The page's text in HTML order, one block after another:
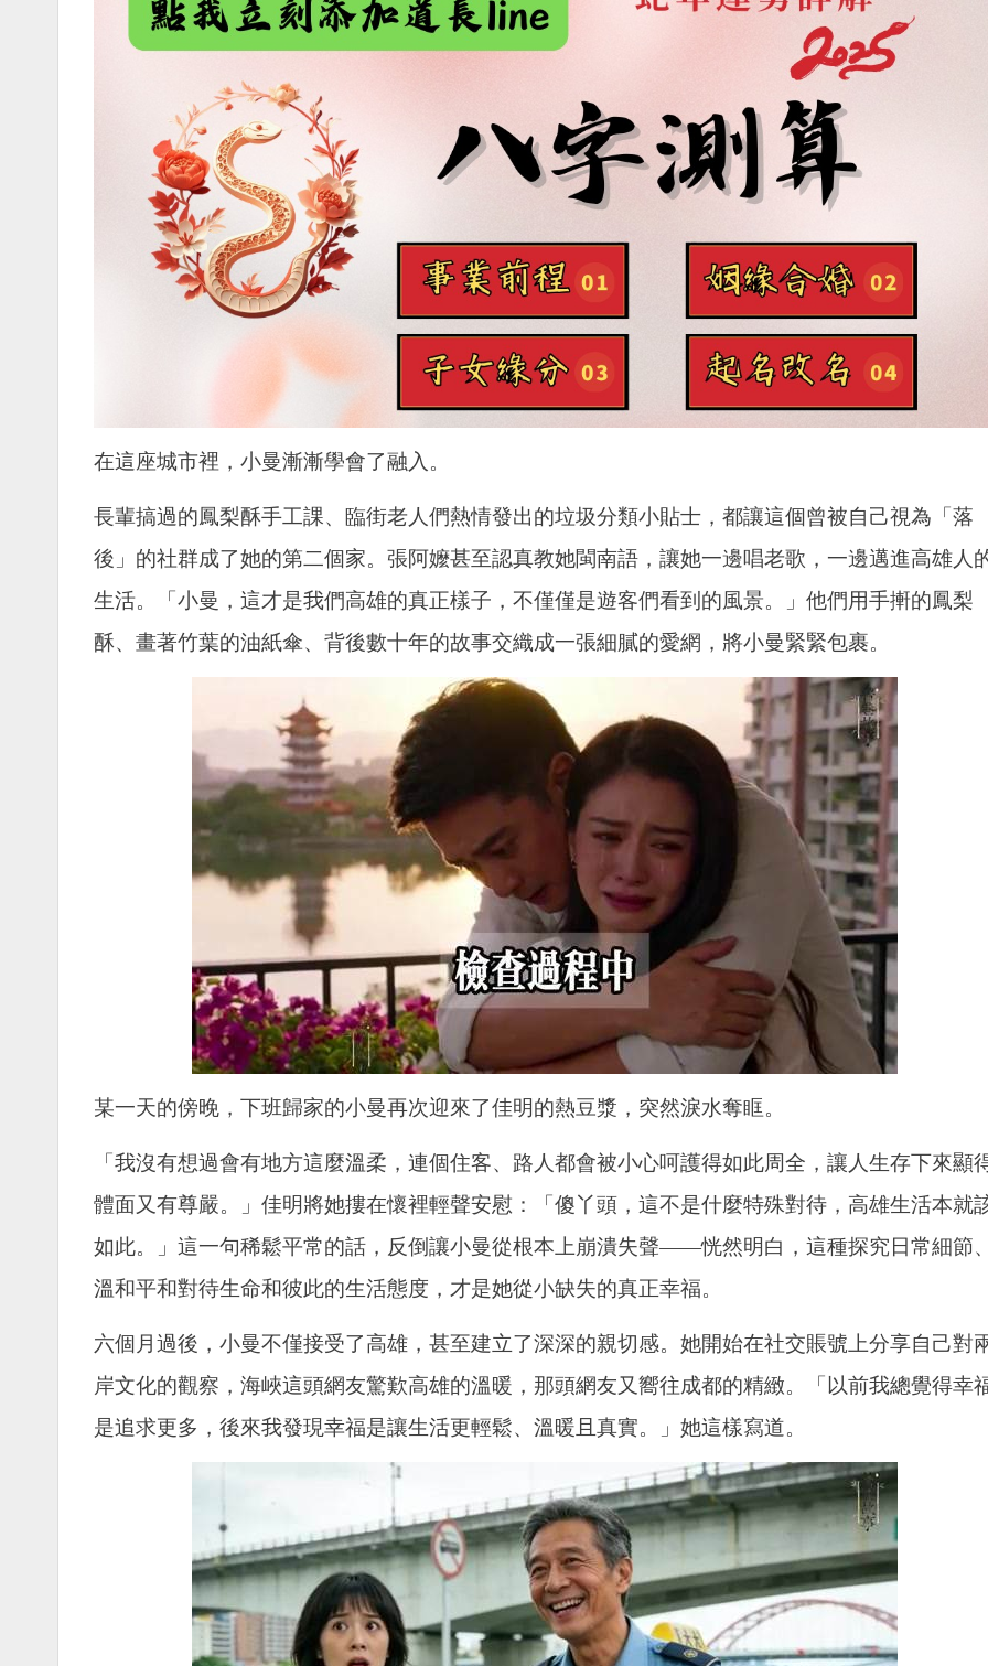
在這座城市裡，小曼漸漸學會了融入。
長輩搞過的鳳梨酥手工課、臨街老人們熱情發出的垃圾分類小貼士，都讓這個曾被自己視為「落
後」的社群成了她的第二個家。張阿嬤甚至認真教她閩南語，讓她一邊唱老歌，一邊邁進高雄人
生活。「小曼，這才是我們高雄的真正樣子，不僅僅是遊客們看到的風景。」他們用手搟的鳳梨
酥、畫著竹葉的油紙傘、背後數十年的故事交織成一張細膩的愛網，將小曼緊緊包裹。
某一天的傍晚，下班歸家的小曼再次迎來了佳明的熱豆漿，突然淚水奪眶。
「我沒有想過會有地方這麼溫柔，連個住客、路人都會被小心呵護得如此周全，讓人生存下來顯
體面又有尊嚴。」佳明將她摟在懷裡輕聲安慰：「傻丫頭，這不是什麼特殊對待，高雄生活本就
如此。」這一句稀鬆平常的話，反倒讓小曼從根本上崩潰失聲——恍然明白，這種探究日常細節
溫和平和對待生命和彼此的生活態度，才是她從小缺失的真正幸福。
六個月過後，小曼不僅接受了高雄，甚至建立了深深的親切感。她開始在社交賬號上分享自己對
岸文化的觀察，海峽這頭網友驚歎高雄的溫暖，那頭網友又嚮往成都的精緻。「以前我總覺得幸
是追求更多，後來我發現幸福是讓生活更輕鬆、溫暖且真實。」她這樣寫道。